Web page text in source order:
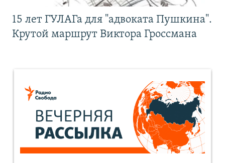
15 лет ГУЛАГа для "адвоката Пушкина".
Крутой маршрут Виктора Гроссмана